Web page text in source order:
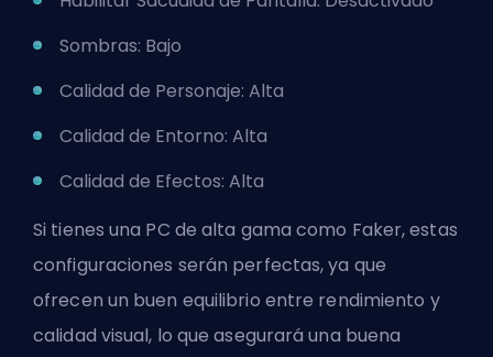
Sombras: Bajo
Calidad de Personaje: Alta
Calidad de Entorno: Alta
Calidad de Efectos: Alta
Si tienes una PC de alta gama como Faker, estas
configuraciones serán perfectas, ya que
ofrecen un buen equilibrio entre rendimiento y
calidad visual, lo que asegurará una buena